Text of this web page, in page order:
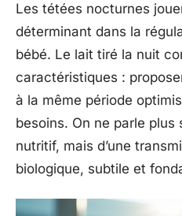
Les tétées nocturnes
déterminant dans la
bébé. Le lait tiré la nuit
caractéristiques :
à la même période
besoins. On ne parle plus
nutritif, mais d’une
biologique, subtile et